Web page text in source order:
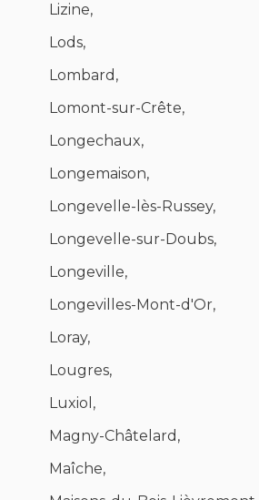
Lizine,
Lods,
Lombard,
Lomont-sur-Crête,
Longechaux,
Longemaison,
Longevelle-lès-Russey,
Longevelle-sur-Doubs,
Longeville,
Longevilles-Mont-d'Or,
Loray,
Lougres,
Luxiol,
Magny-Châtelard,
Maîche,